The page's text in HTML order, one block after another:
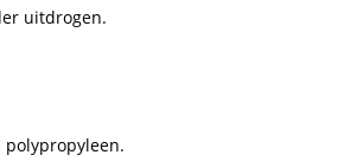
uitdrogen.
polypropyleen.